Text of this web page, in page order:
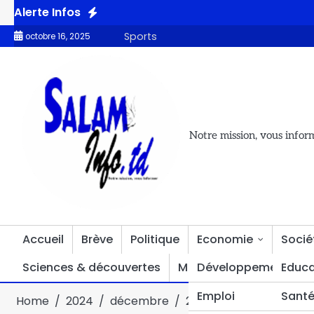
Alerte InfosAccès à l’eau potable : le Tchad obtient le soutien de
octobre 16, 2025 Sports
Notre mission, vous
Accueil Brève Politique
Economie
Développement
Emploi
Santé
Sciences & découvertes
Multimédia Divers
Home 2024 décembre 20 Samir Adam